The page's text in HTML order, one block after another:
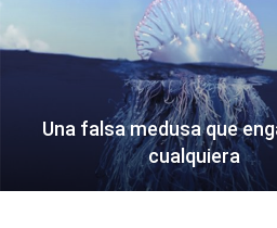
Una falsa medusa que
cualquiera